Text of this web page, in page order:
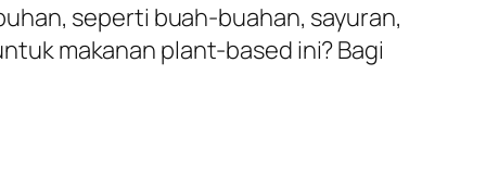
seperti buah-buahan, sayuran,
makanan plant-based ini? Bagi